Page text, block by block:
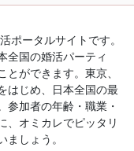
ポータルサイトです。
全国の婚活パーティ
ができます。東京、
はじめ、日本全国の最
参加者の年齢・職業・
、オミカレでピッタリ
しょう。